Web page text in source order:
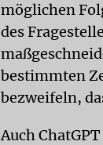
möglichen
des
bestimmten
bezweifeln,
Auch